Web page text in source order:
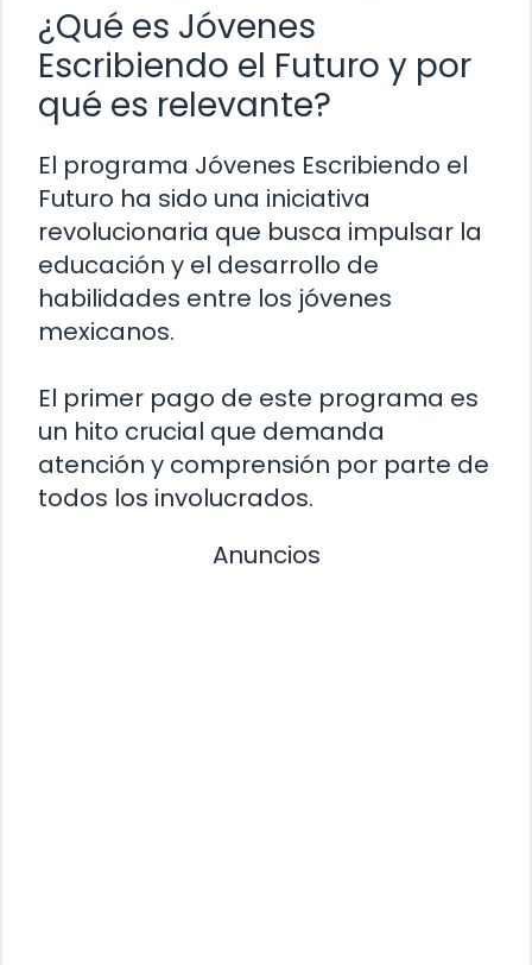
¿Qué es Jóvenes
Escribiendo el Futuro y por
qué es relevante?
El programa Jóvenes Escribiendo el
Futuro ha sido una iniciativa
revolucionaria que busca impulsar la
educación y el desarrollo de
habilidades entre los jóvenes
mexicanos.
El primer pago de este programa es
un hito crucial que demanda
atención y comprensión por parte de
todos los involucrados.
Anuncios